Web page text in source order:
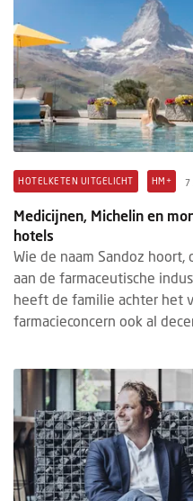
HOTELKETEN UITGELICHT HM+ 7
Medicijnen, Michelin en
hotels
Wie de naam Sandoz hoort,
aan de farmaceutische
heeft de familie achter het
farmacieconcern ook al
OPENING
Stayokay in
Na een
Stayokay
Het hostel,
iconische